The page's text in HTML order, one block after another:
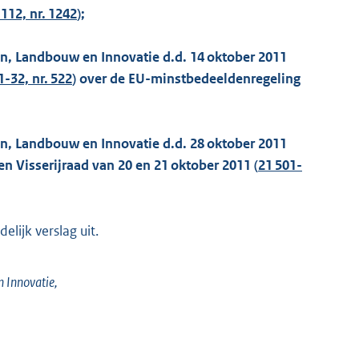
nr. 1242);
Landbouw en Innovatie d.d. 14 oktober 2011
32, nr. 522) over de EU-minstbedeeldenregeling
Landbouw en Innovatie d.d. 28 oktober 2011
Visserijraad van 20 en 21 oktober 2011 (21 501-
verslag uit.
Innovatie,